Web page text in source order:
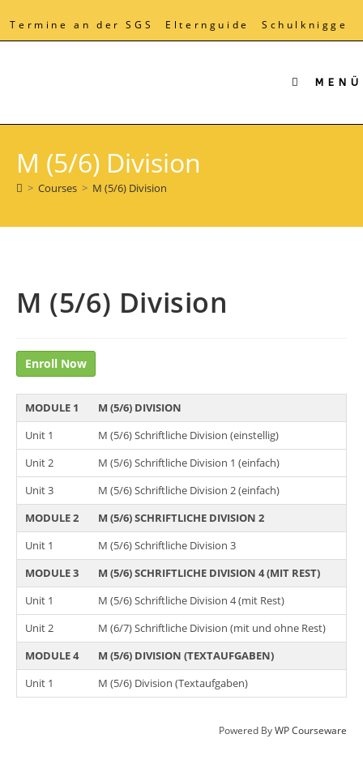
springen
Termine an der SGS Elternguide Schulknigge
MENÜ
M (5/6) Division
> Courses > M (5/6) Division
M (5/6) Division
Enroll Now
MODULE 1
M (5/6) DIVISION
Unit 1
M (5/6) Schriftliche Division (einstellig)
Unit 2
M (5/6) Schriftliche Division 1 (einfach)
Unit 3
M (5/6) Schriftliche Division 2 (einfach)
MODULE 2
M (5/6) SCHRIFTLICHE DIVISION 2
Unit 1
M (5/6) Schriftliche Division 3
MODULE 3
M (5/6) SCHRIFTLICHE DIVISION 4 (MIT REST)
Unit 1
M (5/6) Schriftliche Division 4 (mit Rest)
Unit 2
M (6/7) Schriftliche Division (mit und ohne Rest)
MODULE 4
M (5/6) DIVISION (TEXTAUFGABEN)
Unit 1
M (5/6) Division (Textaufgaben)
Powered ByWP Courseware